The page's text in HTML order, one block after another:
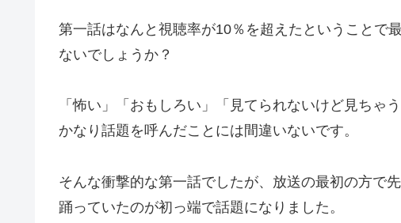
第一話はなんと視聴率が10％を超えたということで
ないでしょうか？
「怖い」「おもしろい」「見てられないけど見ちゃ
かなり話題を呼んだことには間違いないです。
そんな衝撃的な第一話でしたが、放送の最初の方で
踊っていたのが初っ端で話題になりました。